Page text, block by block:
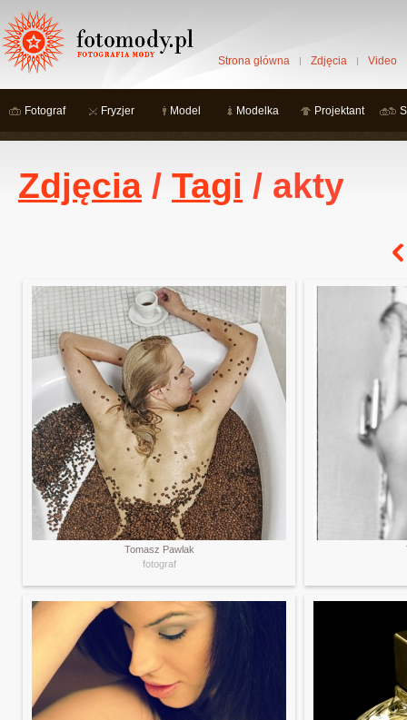
Strona główna Zdjęcia Video
Fotograf Fryzjer Model Modelka Projektant
Zdjęcia / Tagi / akty
Tomasz Pawlak
fotograf